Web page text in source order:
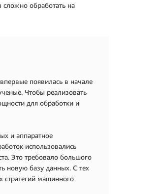
сложно обработать на
появилась в начале
Чтобы реализовать
для обработки и
и аппаратное
использовались
Это требовало большого
новую базу данных. С тех
стратегий машинного